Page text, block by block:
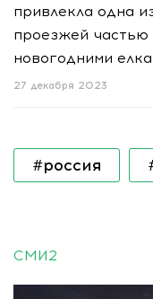
привлекла одна
проезжей
новогодними
27 декабря 2023
#россия
СМИ2